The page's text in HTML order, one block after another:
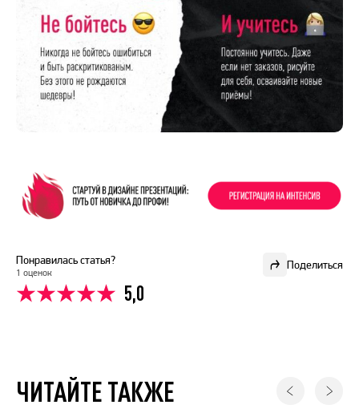
Поделиться
Понравилась статья?
1 оценок
5,0
ЧИТАЙТЕ ТАКЖЕ